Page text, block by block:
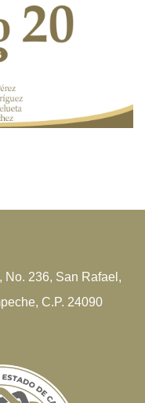
No. 236, San Rafael,
C.P. 24090